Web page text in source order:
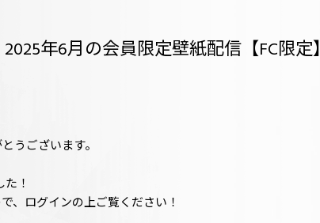
年6月の会員限定壁紙配信【FC限定】
うございます。
！
、ログインの上ご覧ください！